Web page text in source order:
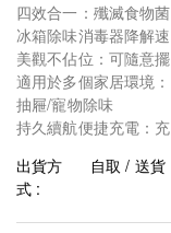
四效合一：殲滅食物
冰箱除味消毒器降解
美觀不佔位：可隨意
適用於多個家居環境
抽屜/寵物除味
持久續航便捷充電：
出貨方
式 :
自取 / 送貨